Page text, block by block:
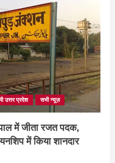
उत्तर प्रदेश सभी न्यूज़
में जीता रजत पदक,
में किया शानदार